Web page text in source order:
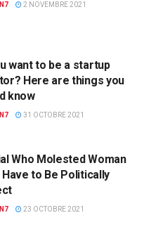
2 NOVEMBRE 2021
want to be a startup
Here are things you
know
31 OCTOBRE 2021
Who Molested Woman
Have to Be Politically
23 OCTOBRE 2021